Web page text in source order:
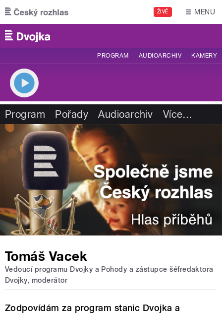
Přejít k hlavnímu obsahu
ŽIVĚ MENU
PROGRAM AUDIOARCHIV KAMERY
Program Pořady Audioarchiv Více…
Tomáš Vacek
Vedoucí programu Dvojky a Pohody a zástupce šéfredaktora
Dvojky, moderátor
Zodpovídám za program stanic Dvojka a